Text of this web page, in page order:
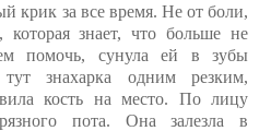
крик за все время. Не от боли,
знает, что больше не
помочь, сунула ей в зубы
знахарка одним резким,
кость на место. По лицу
пота. Она залезла в